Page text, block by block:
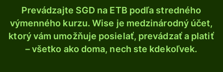
Prevádzajte SGD na ETB podľa stredného
výmenného kurzu. Wise je medzinárodný účet,
ktorý vám umožňuje posielať, prevádzať a platiť
– všetko ako doma, nech ste kdekoľvek.